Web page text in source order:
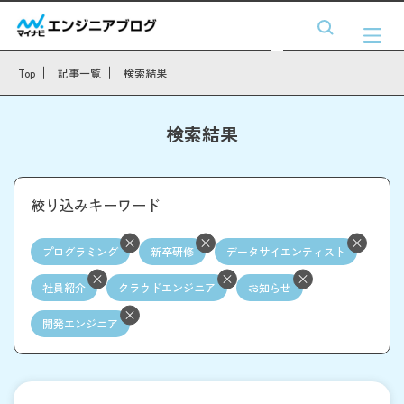
Top 記事一覧 検索結果
検索結果
絞り込みキーワード
プログラミング 新卒研修 データサイエンティスト
社員紹介 クラウドエンジニア お知らせ
開発エンジニア